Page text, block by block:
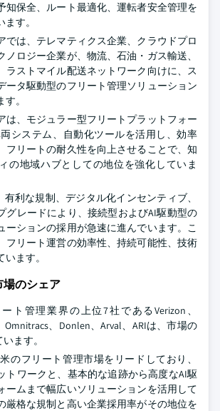
知保全、ルート最適化、運転者安全管理を
す。
では、テレマティクス企業、クラウドプロ
ノロジー企業が、物流、石油・ガス輸送、
ラストマイル配送ネットワーク向けに、ス
ータ駆動型のフリート管理ソリューション
。
は、モジュラー型フリートプラットフォー
システム、自動化ツールを活用し、効率
フリートの耐久性を向上させることで、知
の地域ハブとしての地位を強化していま
有利な規制、デジタル化インセンティブ、
グレードにより、接続型およびAI駆動型の
ーションの採用が急速に進んでいます。こ
フリート運営の効率性、持続可能性、技術
ます。
場のシェア
ト管理業界の上位7社であるVerizon、
Omnitracs、Donlen、Arval、ARIは、市場の
ます。
のフリート管理市場をリードしており、
トワークと、基本的な追跡から高度なAI駆
ームまで幅広いソリューションを活用して
厳格な規制と高い企業採用率がその地位を